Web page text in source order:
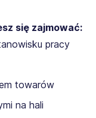
się zajmować:
pracy
towarów
na hali